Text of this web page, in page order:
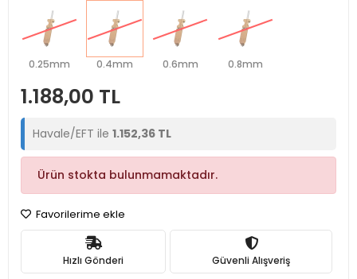
0.25mm 0.4mm 0.6mm 0.8mm
1.188,00 TL
Havale/EFT ile 1.152,36 TL
Ürün stokta bulunmamaktadır.
Favorilerime ekle
Hızlı Gönderi Güvenli Alışveriş